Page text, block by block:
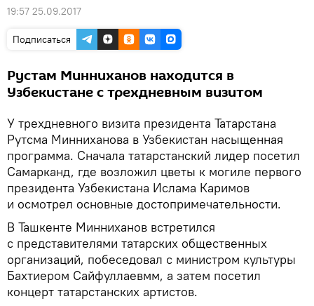
19:57 25.09.2017
Подписаться
Рустам Минниханов находится в
Узбекистане с трехдневным визитом
У трехдневного визита президента Татарстана
Рутсма Минниханова в Узбекистан насыщенная
программа. Сначала татарстанский лидер посетил
Самарканд, где возложил цветы к могиле первого
президента Узбекистана Ислама Каримов
и осмотрел основные достопримечательности.
В Ташкенте Минниханов встретился
с представителями татарских общественных
организаций, побеседовал с министром культуры
Бахтиером Сайфуллаевмм, а затем посетил
концерт татарстанских артистов.